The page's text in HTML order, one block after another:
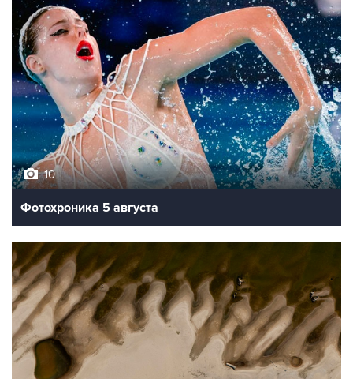
10
Фотохроника 5 августа